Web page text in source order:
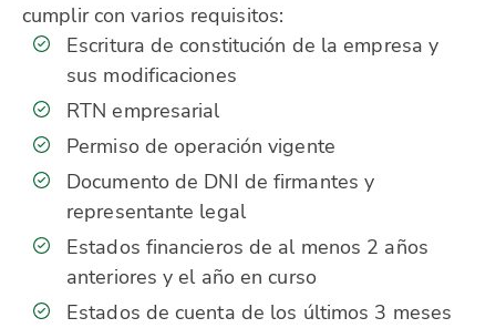
cumplir con varios requisitos:
Escritura de constitución de la empresa y
sus modificaciones
RTN empresarial
Permiso de operación vigente
Documento de DNI de firmantes y
representante legal
Estados financieros de al menos 2 años
anteriores y el año en curso
Estados de cuenta de los últimos 3 meses